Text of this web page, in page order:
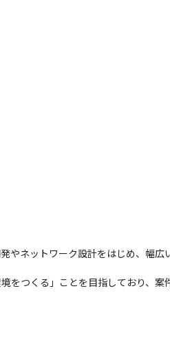
やネットワーク設計をはじめ、幅
をつくる」ことを目指しており、案